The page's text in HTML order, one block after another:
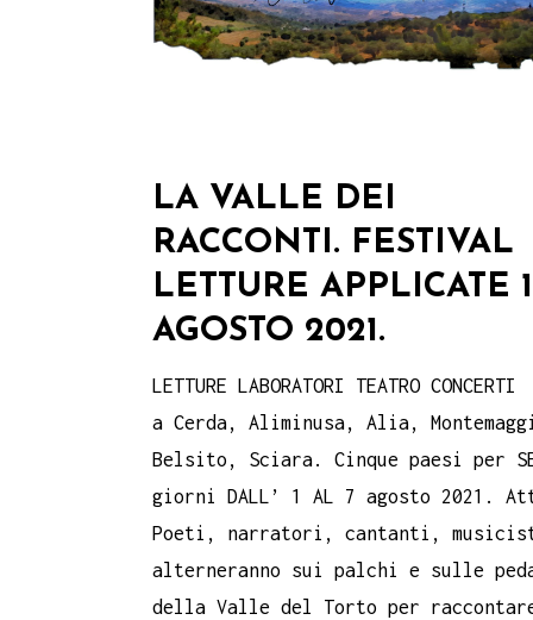
LA VALLE DEI
RACCONTI. FESTIVAL
LETTURE APPLICATE
AGOSTO 2021.
LETTURE LABORATORI TEATRO CONCERTI
a Cerda, Aliminusa, Alia,
Belsito, Sciara. Cinque paesi per
giorni DALL’ 1 AL 7 agosto 2021.
Poeti, narratori, cantanti,
alterneranno sui palchi e sulle
della Valle del Torto per